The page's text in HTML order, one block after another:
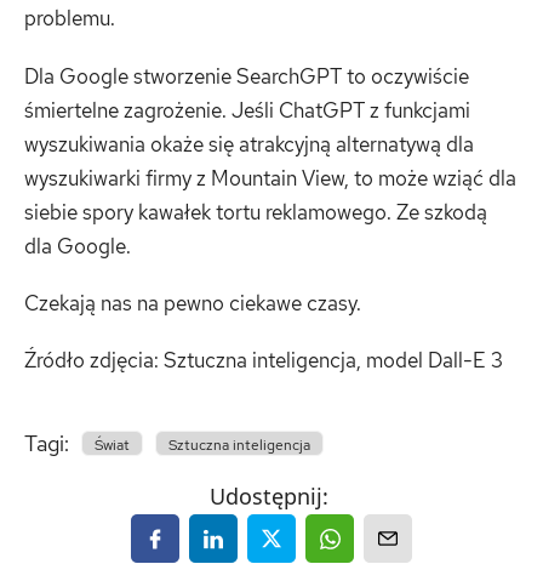
problemu.
Dla Google stworzenie SearchGPT to oczywiście
śmiertelne zagrożenie. Jeśli ChatGPT z funkcjami
wyszukiwania okaże się atrakcyjną alternatywą dla
wyszukiwarki firmy z Mountain View, to może wziąć dla
siebie spory kawałek tortu reklamowego. Ze szkodą
dla Google.
Czekają nas na pewno ciekawe czasy.
Źródło zdjęcia: Sztuczna inteligencja, model Dall-E 3
Tagi: Świat Sztuczna inteligencja
Udostępnij: